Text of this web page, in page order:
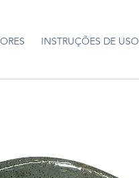
INSTRUÇÕES DE USO